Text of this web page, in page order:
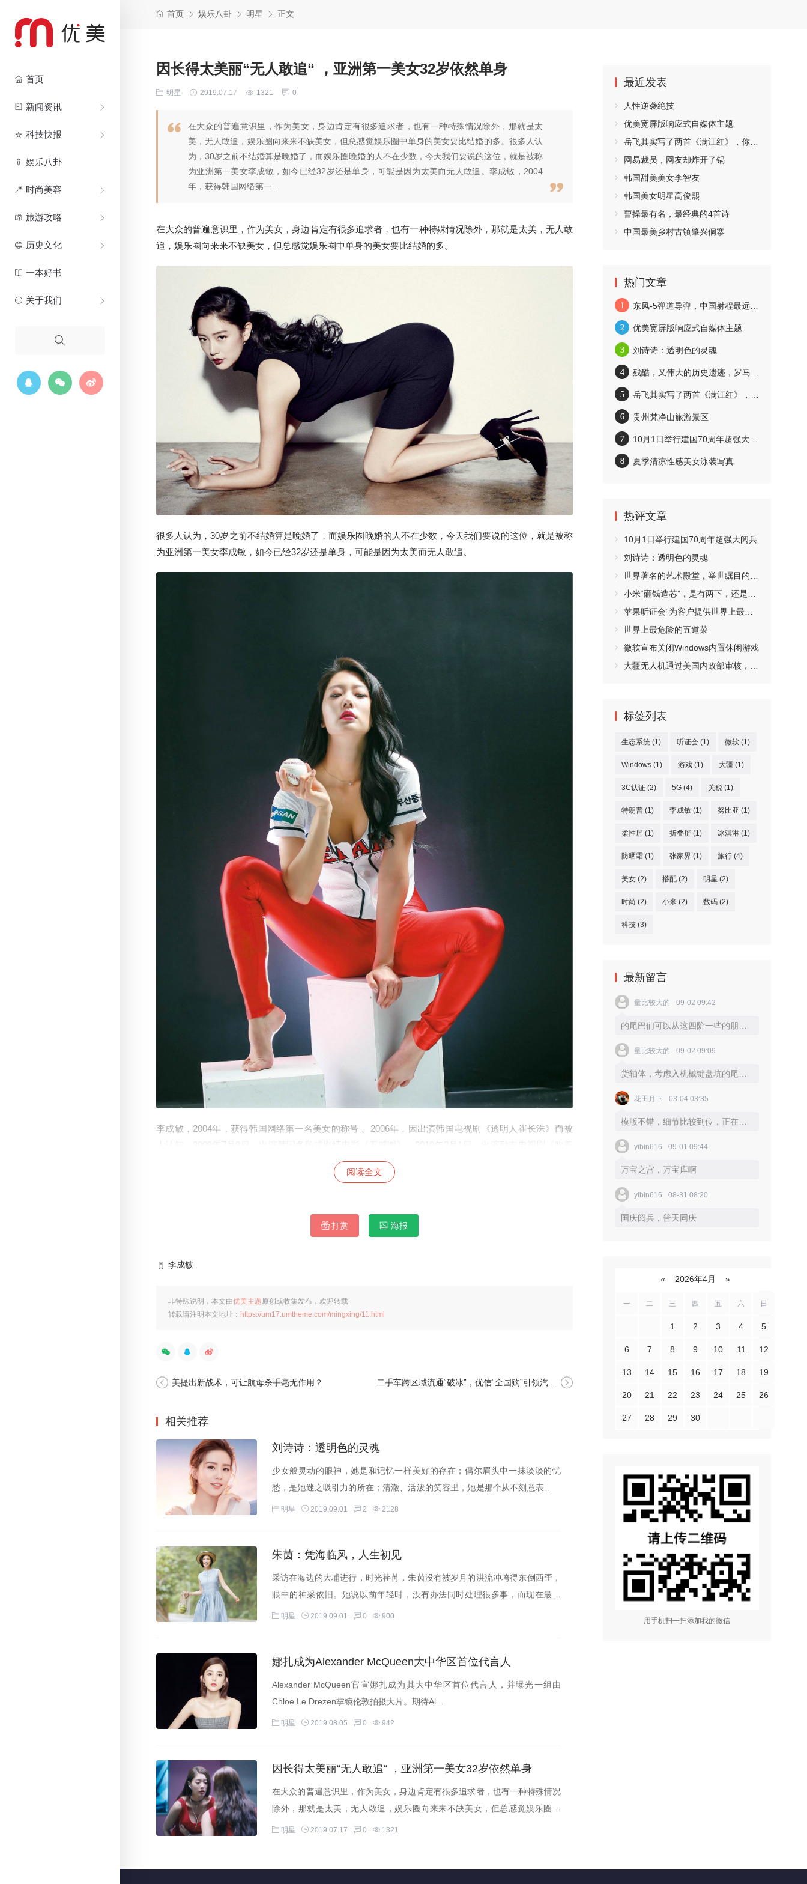
首页
新闻资讯
科技快报
娱乐八卦
时尚美容
旅游攻略
历史文化
一本好书
关于我们
首页 娱乐八卦 明星 正文
因长得太美丽“无人敢追“ ，亚洲第一美女32岁依然单身
明星 2019.07.17 1321 0
在大众的普遍意识里，作为美女，身边肯定有很多追求者，也有一种特殊情况除外，那就是太
美，无人敢追，娱乐圈向来来不缺美女，但总感觉娱乐圈中单身的美女要比结婚的多。很多人认
为，30岁之前不结婚算是晚婚了，而娱乐圈晚婚的人不在少数，今天我们要说的这位，就是被称
为亚洲第一美女李成敏，如今已经32岁还是单身，可能是因为太美而无人敢追。李成敏，2004
年，获得韩国网络第一...
在大众的普遍意识里，作为美女，身边肯定有很多追求者，也有一种特殊情况除外，那就是太美，无人敢
追，娱乐圈向来来不缺美女，但总感觉娱乐圈中单身的美女要比结婚的多。
很多人认为，30岁之前不结婚算是晚婚了，而娱乐圈晚婚的人不在少数，今天我们要说的这位，就是被称
为亚洲第一美女李成敏，如今已经32岁还是单身，可能是因为太美而无人敢追。
李成敏，2004年，获得韩国网络第一名美女的称号 。2006年，因出演韩国电视剧《透明人崔长洙》而被
人认知。2009年7月9日，出演韩国多段式剧情电影《五感图》。2010年2月1日，出演励志电视剧《吹着
风的好日子》，剧中饰演充满心机的崔美兰。2011年5月2日，出演励志偶像剧《童颜美女》。2014年1月
24日，因出演爱情喜剧《急诊男女》在韩国获得瞩目 。2014年获得美国时尚杂志评选的全球百大美女亚
日参演电影《情圣》在中国上映。2017年6月2日，推出第一支中文舞曲《我就是克拉拉》。2018年9月30
了，网络上很少有关于她的绯闻，现在的她还是单身，对于李成敏还是单身的原因，很多网友发表了自己
的看法，最让小编信服的还是这个：可能是因为她太美怕被绿，害怕带回家之后，自己无法守住。
阅读全文
打赏 海报
李成敏
非特殊说明，本文由优美主题原创或收集发布，欢迎转载
转载请注明本文地址： https://um17.umtheme.com/mingxing/11.html
美提出新战术，可让航母杀手毫无作用？ 二手车跨区域流通“破冰”，优信“全国购”引领汽车消费下沉
相关推荐
刘诗诗：透明色的灵魂
少女般灵动的眼神，她是和记忆一样美好的存在；偶尔眉头中一抹淡淡的忧
愁，是她迷之吸引力的所在；清澈、活泼的笑容里，她是那个从不刻意表达自
己...明星 2019.09.01 2 2128
朱茵：凭海临风，人生初见
采访在海边的大埔进行，时光荏苒，朱茵没有被岁月的洪流冲垮得东倒西歪，
眼中的神采依旧。她说以前年轻时，没有办法同时处理很多事，而现在最大
的...明星 2019.09.01 0 900
娜扎成为Alexander McQueen大中华区首位代言人
Alexander McQueen官宣娜扎成为其大中华区首位代言人，并曝光一组由
Chloe Le Drezen掌镜伦敦拍摄大片。期待Al...
明星 2019.08.05 0 942
因长得太美丽“无人敢追“ ，亚洲第一美女32岁依然单身
在大众的普遍意识里，作为美女，身边肯定有很多追求者，也有一种特殊情况
除外，那就是太美，无人敢追，娱乐圈向来来不缺美女，但总感觉娱乐圈中
单...明星 2019.07.17 0 1321
最近发表
人性逆袭绝技
优美宽屏版响应式自媒体主题
岳飞其实写了两首《满江红》，你都读过吗？
网易裁员，网友却炸开了锅
韩国甜美美女李智友
韩国美女明星高俊熙
曹操最有名，最经典的4首诗
中国最美乡村古镇肇兴侗寨
热门文章
1 东风-5弹道导弹，中国射程最远的导弹
2 优美宽屏版响应式自媒体主题
3 刘诗诗：透明色的灵魂
4 残酷，又伟大的历史遗迹，罗马斗兽场
5 岳飞其实写了两首《满江红》，你都读过吗？
6 贵州梵净山旅游景区
7 10月1日举行建国70周年超强大阅兵
8 夏季清凉性感美女泳装写真
热评文章
10月1日举行建国70周年超强大阅兵
刘诗诗：透明色的灵魂
世界著名的艺术殿堂，举世瞩目的万宝之宫卢浮宫
小米“砸钱造芯”，是有两下，还是凑热闹
苹果听证会“为客户提供世界上最好产品和生态系统”
世界上最危险的五道菜
微软宣布关闭Windows内置休闲游戏
大疆无人机通过美国内政部审核，均无数据外传现象
标签列表
生态系统 (1) 听证会 (1) 微软 (1)
Windows (1) 游戏 (1) 大疆 (1)
3C认证 (2) 5G (4) 关税 (1)
特朗普 (1) 李成敏 (1) 努比亚 (1)
柔性屏 (1) 折叠屏 (1) 冰淇淋 (1)
防晒霜 (1) 张家界 (1) 旅行 (4)
美女 (2) 搭配 (2) 明星 (2)
时尚 (2) 小米 (2) 数码 (2)
科技 (3)
最新留言
量比较大的 09-02 09:42
量比较大的 09-02 09:09
花田月下 03-04 03:35
yibin616 09-01 09:44
万宝之宫，万宝库啊
yibin616 08-31 08:20
国庆阅兵，普天同庆
« 2026年4月 »
一 二 三 四 五 六 日
1 2 3 4 5
6 7 8 9 10 11 12
13 14 15 16 17 18 19
20 21 22 23 24 25 26
27 28 29 30
用手机扫一扫添加我的微信